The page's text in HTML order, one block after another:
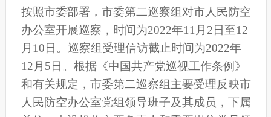
按照市委部署，市委第二巡察组对市人民防空
办公室开展巡察，时间为2022年11月2日至12
月10日。巡察组受理信访截止时间为2022年
12月5日。根据《中国共产党巡视工作条例》
和有关规定，市委第二巡察组主要受理反映市
人民防空办公室党组领导班子及其成员，下属